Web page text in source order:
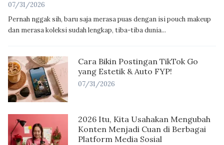
07/31/2026
Pernah nggak sih, baru saja merasa puas dengan isi pouch makeup
dan merasa koleksi sudah lengkap, tiba-tiba dunia...
Cara Bikin Postingan TikTok Go
yang Estetik & Auto FYP!
07/31/2026
2026 Itu, Kita Usahakan Mengubah
Konten Menjadi Cuan di Berbagai
Platform Media Sosial